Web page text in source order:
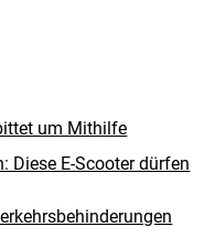
um Mithilfe
Diese E-Scooter dürfen